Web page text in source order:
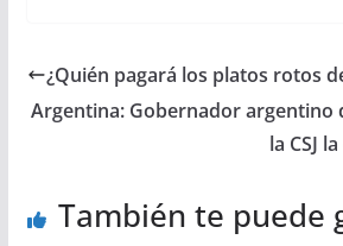
¿Quién pagará los platos rotos
Argentina: Gobernador argentino
la CSJ
También te puede